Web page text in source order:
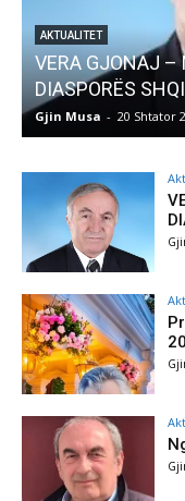
AKTUALITET
Pregaditi Gjin
Gjin Musa - 8 Shtator